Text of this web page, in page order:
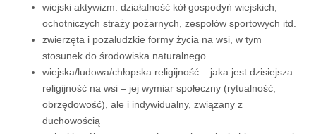
wiejski aktywizm: działalność kół gospodyń wiejskich,
ochotniczych straży pożarnych, zespołów sportowych itd.
zwierzęta i pozaludzkie formy życia na wsi, w tym
stosunek do środowiska naturalnego
wiejska/ludowa/chłopska religijność – jaka jest dzisiejsza
religijność na wsi – jej wymiar społeczny (rytualność,
obrzędowość), ale i indywidualny, związany z
duchowością